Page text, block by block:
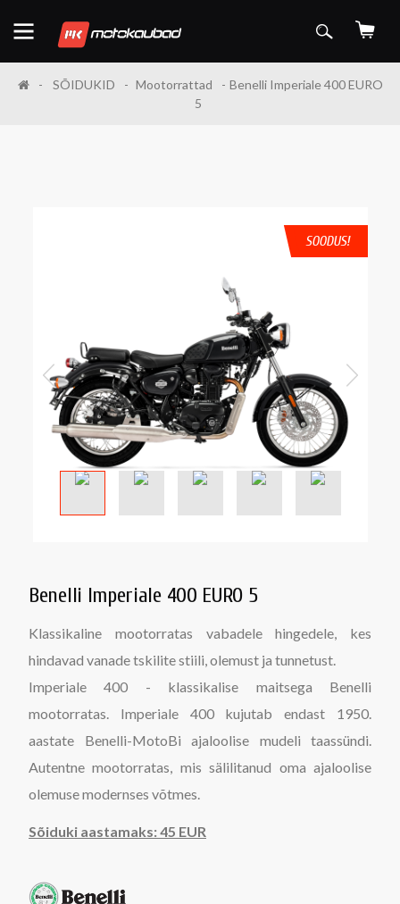
SÕIDUKID Mootorrattad
Benelli Imperiale 400 EURO
5
SOODUS!
Benelli Imperiale 400 EURO 5
Klassikaline mootorratas vabadele hingedele, kes
hindavad vanade tskilite stiili, olemust ja tunnetust.
Imperiale 400 - klassikalise maitsega Benelli
mootorratas. Imperiale 400 kujutab endast 1950.
aastate Benelli-MotoBi ajaloolise mudeli taassündi.
Autentne mootorratas, mis sälilitanud oma ajaloolise
olemuse modernses võtmes.
Sõiduki aastamaks: 45 EUR